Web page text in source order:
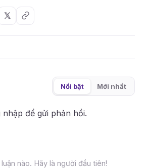
Nổi bật Mới nhất
nhập để gửi phản hồi.
nào. Hãy là người đầu tiên!